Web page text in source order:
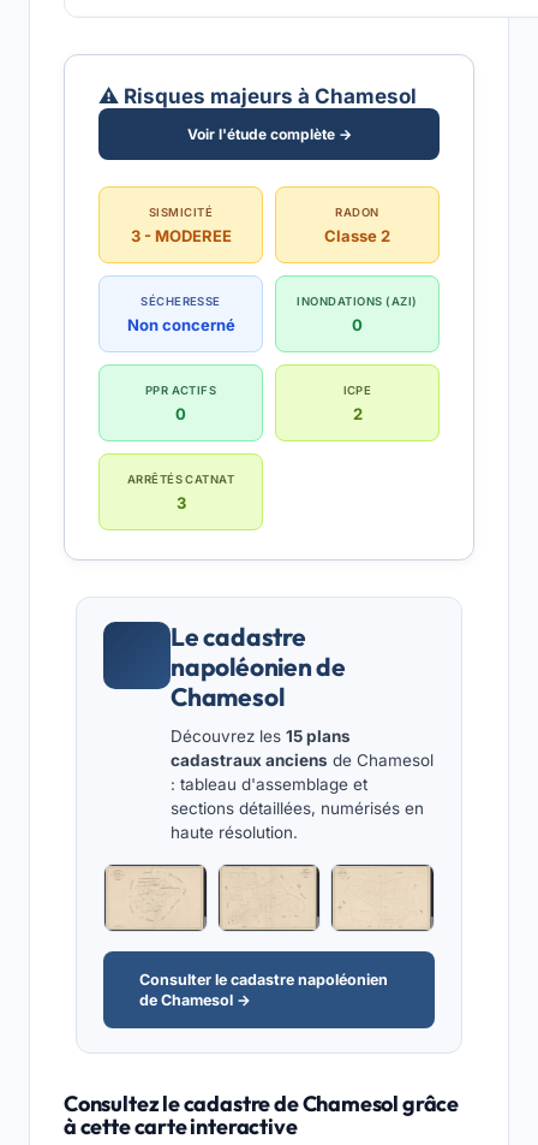
⚠️ Risques majeurs à Chamesol
Voir l'étude complète →
SISMICITÉ
3 - MODEREE
RADON
Classe 2
SÉCHERESSE
Non concerné
INONDATIONS (AZI)
0
PPR ACTIFS
0
ICPE
2
ARRÊTÉS CATNAT
3
Le cadastre
napoléonien de
Chamesol
Découvrez les 15 plans
cadastraux anciens de Chamesol
: tableau d'assemblage et
sections détaillées, numérisés en
haute résolution.
Consulter le cadastre napoléonien
de Chamesol →
Consultez le cadastre de Chamesol grâce
à cette carte interactive